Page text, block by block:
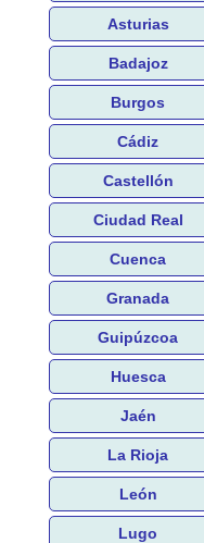
Asturias
Badajoz
Burgos
Cádiz
Castellón
Ciudad Real
Cuenca
Granada
Guipúzcoa
Huesca
Jaén
La Rioja
León
Lugo